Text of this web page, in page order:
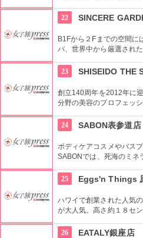
フェをオープンし、注目
22 SINCERE
B1Fから２Fまでの空間に
パ、世界中から厳選され
り、心も体もリフレッシュ
23 SHISEIDO THE
創立140周年を2012年に
分野の美容のプロフェッ
ベントなどのイベントを
24 SABON表参道店
ボディケアコスメやバス
SABONでは、死海のミネ
25
Eggs'n Things
ハワイで創業された人気
が大人気。高さ約１８セ
26
EATALY銀座店